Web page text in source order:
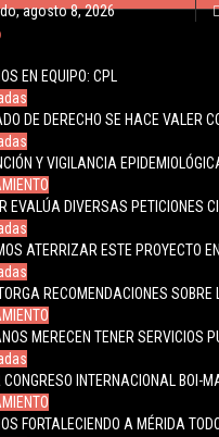
agosto 8, 2026
EN EQUIPO: CPL
DE DERECHO SE HACE VALER
Y VIGILANCIA
EVALÚA DIVERSAS PETICIONES
ATERRIZAR ESTE PROYECTO
RECOMENDACIONES
MERECEN TENER SERVICIOS
CONGRESO INTERNACIONAL BOI-
FORTALECIENDO A MÉRIDA